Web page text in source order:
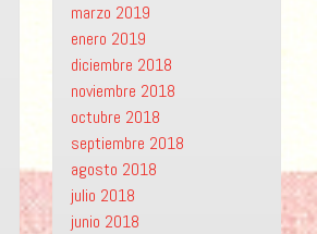
marzo 2019
enero 2019
diciembre 2018
noviembre 2018
octubre 2018
septiembre 2018
agosto 2018
julio 2018
junio 2018